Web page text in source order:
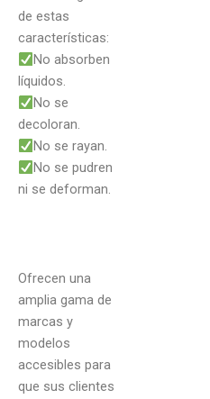
de estas
características:
No absorben
líquidos.
No se
decoloran.
No se rayan.
No se pudren
ni se deforman.
Ofrecen una
amplia gama de
marcas y
modelos
accesibles para
que sus clientes